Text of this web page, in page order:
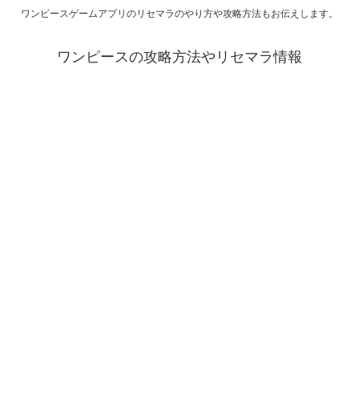
ワンピースゲームアプリのリセマラのやり方や攻略方法もお伝えします。
ワンピースの攻略方法やリセマラ情報